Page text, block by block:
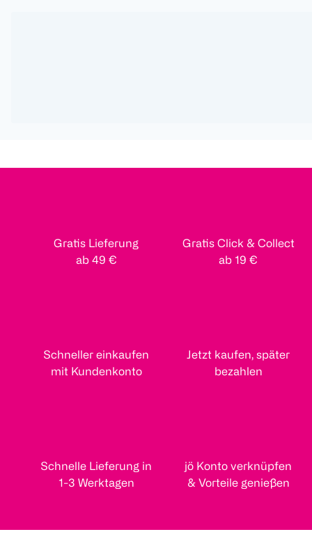
Gratis Lieferung
ab 49 €
Gratis Click & Collect
ab 19 €
Schneller einkaufen
mit Kundenkonto
Jetzt kaufen, später
bezahlen
Schnelle Lieferung in
1-3 Werktagen
jö Konto verknüpfen
& Vorteile genießen